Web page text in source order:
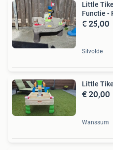
Little
Functie -
€ 25,00
Silvolde
Little
€ 20,00
Wanssum